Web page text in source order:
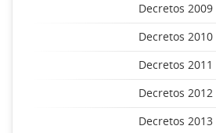
Decretos 2009
Decretos 2010
Decretos 2011
Decretos 2012
Decretos 2013